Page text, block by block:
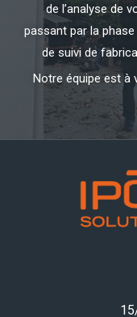
de l’analyse de
passant par la phase
de suivi de
Notre équipe est à